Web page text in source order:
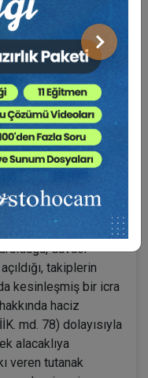
Sonraki
tarafınca bilindiği
bulunduğu
mal kaçırma kastı
de
yazılan iptal
de takdir
ilgili itirazın iptali
yapılan takibe
davacı
takiplerin
kesinleşmiş bir icra
haciz
md. 78) dolayısıyla
alacaklıya
veren tutanak